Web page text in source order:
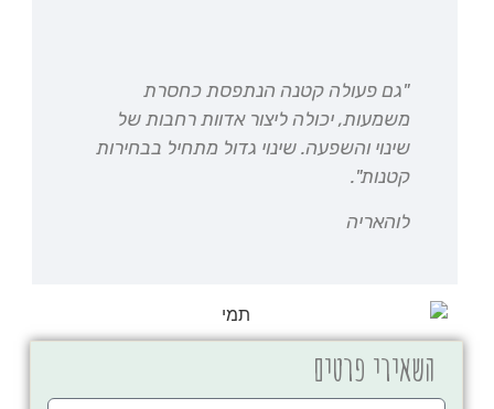
"גם פעולה קטנה הנתפסת כחסרת
משמעות, יכולה ליצור אדוות רחבות של
שינוי והשפעה. שינוי גדול מתחיל בבחירות
קטנות".
לוהאריה
השאירי פרטים